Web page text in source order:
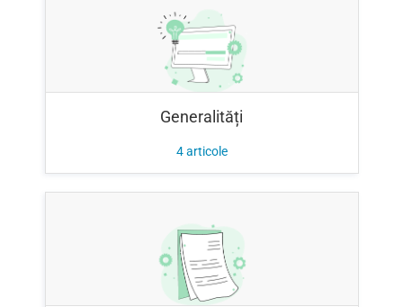
Generalități
4articole